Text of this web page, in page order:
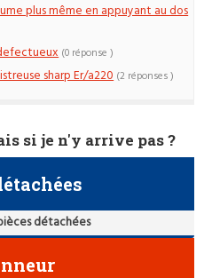
plus même en appuyant au dos
(0 réponse )
sharp Er/a220 (2 réponses )
si je n'y arrive pas ?
détachées